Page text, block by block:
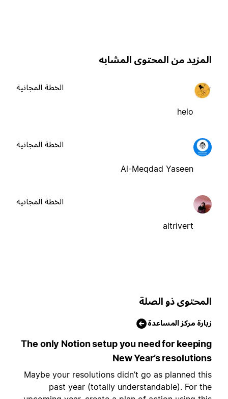
من المحتوى المشابه
الخطة المجانية
Al-Meqdad Yaseen
الخطة المجانية
altrivert
الخطة المجانية
ذو الصلة
مركز المساعدة
The only Notion setup you need for
New Year’s
Maybe your resolutions didn’t go as planned
past year (totally understandable). For